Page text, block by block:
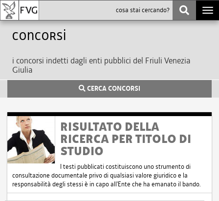
Concorsi
i concorsi indetti dagli enti pubblici del Friuli Venezia
Giulia
CERCA CONCORSI
RISULTATO DELLA
RICERCA PER TITOLO DI
STUDIO
I testi pubblicati costituiscono uno strumento di
consultazione documentale privo di qualsiasi valore giuridico e la
responsabilità degli stessi è in capo all'Ente che ha emanato il bando.